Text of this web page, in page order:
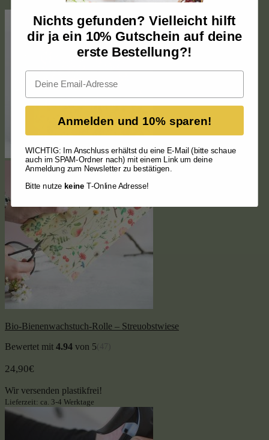
Bio-Bienenwachstuch-Rolle – Streuobstwiese
Bewertet mit 4.94 von 5
24,90€
Wir versenden plastikfrei!
Lieferzeit: ca. 3-4 Werktage
Nichts gefunden? Vielleicht hilft
dir ja ein 10% Gutschein auf deine
erste Bestellung?!
Email
Anmelden und 10% sparen!
WICHTIG: Im Anschluss erhältst du eine E-Mail (bitte schaue
auch im SPAM-Ordner nach) mit einem Link um deine
Anmeldung zum Newsletter zu bestätigen.
Bitte nutze keine T-Online Adresse!